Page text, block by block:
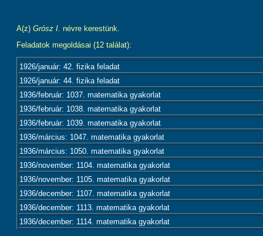
A(z) Grósz I. névre kerestünk.
Feladatok megoldásai (12 találat):
1926/január: 42. fizika feladat
1926/január: 44. fizika feladat
1936/február: 1037. matematika gyakorlat
1936/február: 1038. matematika gyakorlat
1936/február: 1039. matematika gyakorlat
1936/március: 1047. matematika gyakorlat
1936/március: 1050. matematika gyakorlat
1936/november: 1104. matematika gyakorlat
1936/november: 1105. matematika gyakorlat
1936/december: 1107. matematika gyakorlat
1936/december: 1113. matematika gyakorlat
1936/december: 1114. matematika gyakorlat